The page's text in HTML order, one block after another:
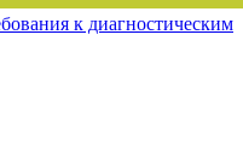
к диагностическим